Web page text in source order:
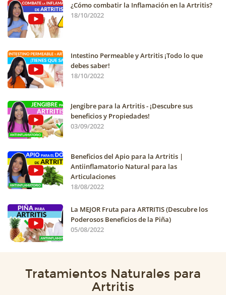
¿Cómo combatir la Inflamación en la Artritis?
18/10/2022
Intestino Permeable y Artritis ¡Todo lo que
debes saber!
18/10/2022
Jengibre para la Artritis - ¡Descubre sus
beneficios y Propiedades!
03/09/2022
Beneficios del Apio para la Artritis |
Antiinflamatorio Natural para las
Articulaciones
18/08/2022
La MEJOR Fruta para ARTRITIS (Descubre los
Poderosos Beneficios de la Piña)
05/08/2022
Tratamientos Naturales para
Artritis